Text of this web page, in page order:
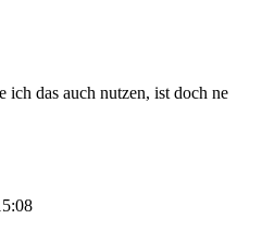
ich das auch nutzen, ist doch ne